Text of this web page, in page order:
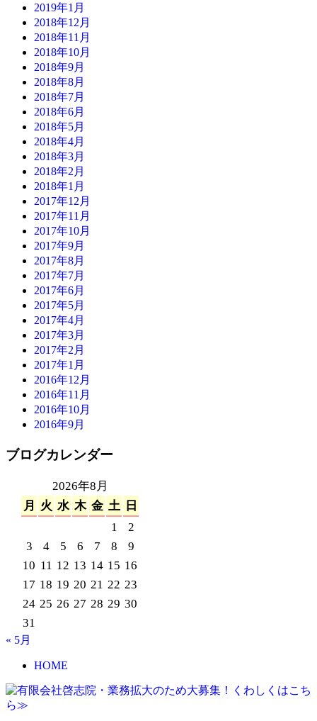
2019年1月
2018年12月
2018年11月
2018年10月
2018年9月
2018年8月
2018年7月
2018年6月
2018年5月
2018年4月
2018年3月
2018年2月
2018年1月
2017年12月
2017年11月
2017年10月
2017年9月
2017年8月
2017年7月
2017年6月
2017年5月
2017年4月
2017年3月
2017年2月
2017年1月
2016年12月
2016年11月
2016年10月
2016年9月
ブログカレンダー
2026年8月
月
火 水 木 金 土 日
1
2
3
4 5 6 7 8
9
10 11 12 13 14 15 16
17 18 19 20 21 22 23
24 25 26 27 28 29 30
31
« 5月
HOME